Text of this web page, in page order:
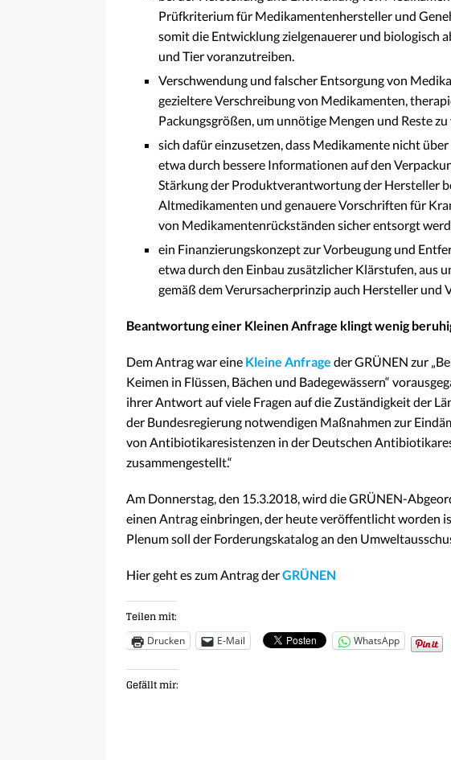
Prüfkriterium für Medikamentenhersteller und
somit die Entwicklung zielgenauerer und biologisch
und Tier voranzutreiben.
Verschwendung und falscher Entsorgung von
gezieltere Verschreibung von Medikamenten,
Packungsgrößen, um unnötige Mengen und Reste
sich dafür einzusetzen, dass Medikamente nicht
etwa durch bessere Informationen auf den
Stärkung der Produktverantwortung der Hersteller
Altmedikamenten und genauere Vorschriften für
von Medikamentenrückständen sicher entsorgt
ein Finanzierungskonzept zur Vorbeugung und
etwa durch den Einbau zusätzlicher Klärstufen, aus
gemäß dem Verursacherprinzip auch Hersteller und
Beantwortung einer Kleinen Anfrage klingt wenig
Dem Antrag war eine Kleine Anfrage der GRÜNEN zur
Keimen in Flüssen, Bächen und Badegewässern“
ihrer Antwort auf viele Fragen auf die Zuständigkeit der
der Bundesregierung notwendigen Maßnahmen zur
von Antibiotikaresistenzen in der Deutschen
zusammengestellt.“
Am Donnerstag, den 15.3.2018, wird die GRÜNEN-
einen Antrag einbringen, der heute veröffentlicht worden
Plenum soll der Forderungskatalog an den
Hier geht es zum Antrag derGRÜNEN
Teilen mit:
Drucken E-Mail WhatsApp
Gefällt mir: